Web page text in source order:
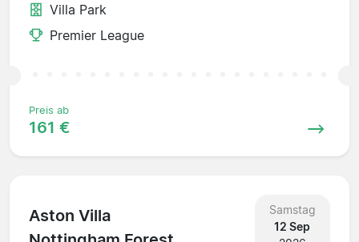
Villa Park
Premier League
Preis ab
161 €
Aston Villa
Samstag
12 Sep